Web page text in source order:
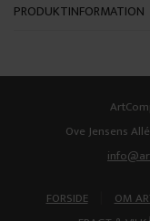
PRODUKTINFORMATION
Ove Jensens
FORSIDE OM